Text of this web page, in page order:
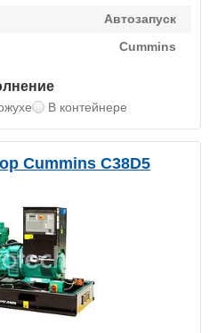
Автозапуск
Cummins
В контейнере
Cummins C38D5